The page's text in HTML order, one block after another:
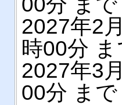
2027年2
時00分
2027年3
00分 まで